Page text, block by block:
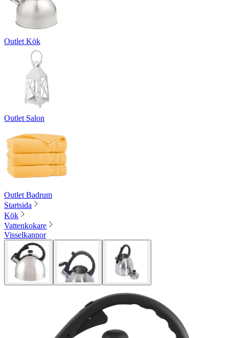
Outlet Kök
Outlet Salon
Outlet Badrum
Startsida
Kök
Vattenkokare
Visselkannor